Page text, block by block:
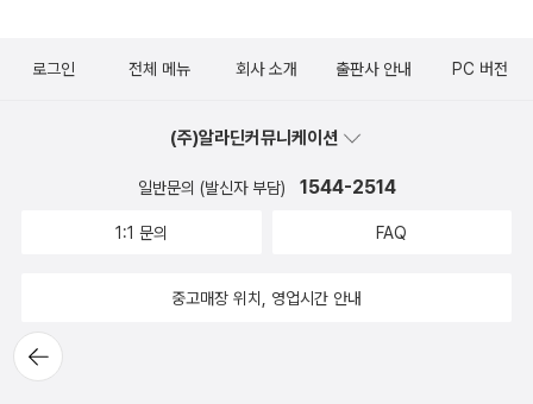
뒤로가
기
로그인 전체 메뉴 회사 소개 출판사 안내 PC 버전
(주)알라딘커뮤니케이션
일반문의 (발신자 부담) 1544-2514
1:1 문의 FAQ
중고매장 위치, 영업시간 안내